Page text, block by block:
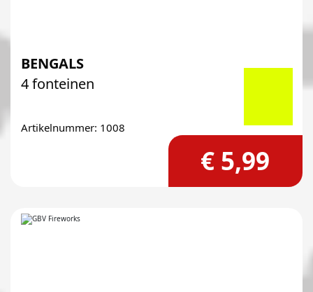
BENGALS
4 fonteinen
Artikelnummer: 1008
€ 5,99